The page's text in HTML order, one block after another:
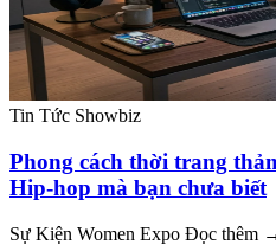
Tin Tức Showbiz
Phong cách thời trang
Hip-hop mà bạn chưa biết
Sự Kiện Women Expo Đọc thêm